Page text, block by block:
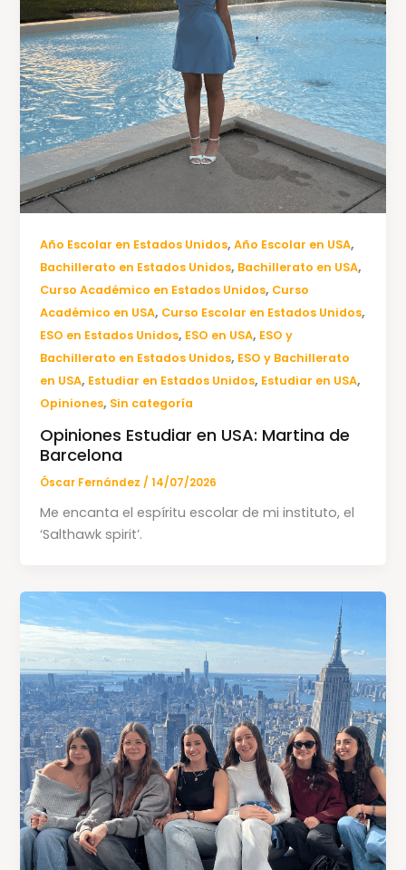
Año Escolar en Estados Unidos,Año Escolar en USA,
Bachillerato en Estados Unidos, Bachillerato en USA,
Curso Académico en Estados Unidos, Curso
Académico en USA, Curso Escolar en Estados Unidos,
ESO en Estados Unidos, ESO en USA, ESO y
Bachillerato en Estados Unidos, ESO y Bachillerato
en USA, Estudiar en Estados Unidos, Estudiar en USA,
Opiniones, Sin categoría
Opiniones Estudiar en USA: Martina de
Barcelona
Óscar Fernández /14/07/2026
Me encanta el espíritu escolar de mi instituto, el
‘Salthawk spirit’.